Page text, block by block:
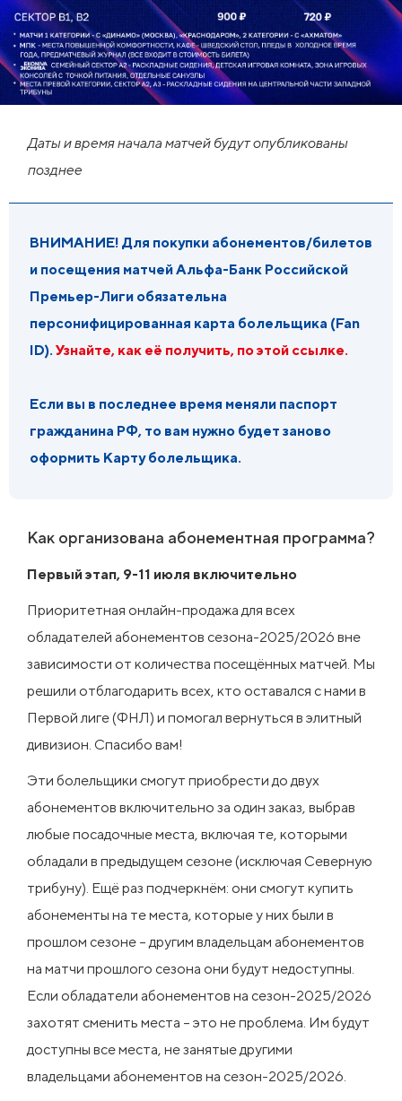
Даты и время начала матчей будут опубликованы
позднее
ВНИМАНИЕ! Для покупки абонементов/билетов
и посещения матчей Альфа-Банк Российской
Премьер-Лиги обязательна
персонифицированная карта болельщика (Fan
ID). Узнайте, как её получить, по этой ссылке.
Если вы в последнее время меняли паспорт
гражданина РФ, то вам нужно будет заново
оформить Карту болельщика.
Как организована абонементная программа?
Первый этап, 9-11 июля включительно
Приоритетная онлайн-продажа для всех
обладателей абонементов сезона-2025/2026 вне
зависимости от количества посещённых матчей. Мы
решили отблагодарить всех, кто оставался с нами в
Первой лиге (ФНЛ) и помогал вернуться в элитный
дивизион. Спасибо вам!
Эти болельщики смогут приобрести до двух
абонементов включительно за один заказ, выбрав
любые посадочные места, включая те, которыми
обладали в предыдущем сезоне (исключая Северную
трибуну). Ещё раз подчеркнём: они смогут купить
абонементы на те места, которые у них были в
прошлом сезоне – другим владельцам абонементов
на матчи прошлого сезона они будут недоступны.
Если обладатели абонементов на сезон-2025/2026
захотят сменить места – это не проблема. Им будут
доступны все места, не занятые другими
владельцами абонементов на сезон-2025/2026.